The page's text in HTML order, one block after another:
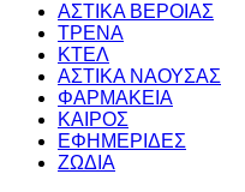
ΑΣΤΙΚΑ ΒΕΡΟΙΑΣ
ΤΡΕΝΑ
ΚΤΕΛ
ΑΣΤΙΚΑ ΝΑΟΥΣΑΣ
ΦΑΡΜΑΚΕΙΑ
ΚΑΙΡΟΣ
ΕΦΗΜΕΡΙΔΕΣ
ΖΩΔΙΑ